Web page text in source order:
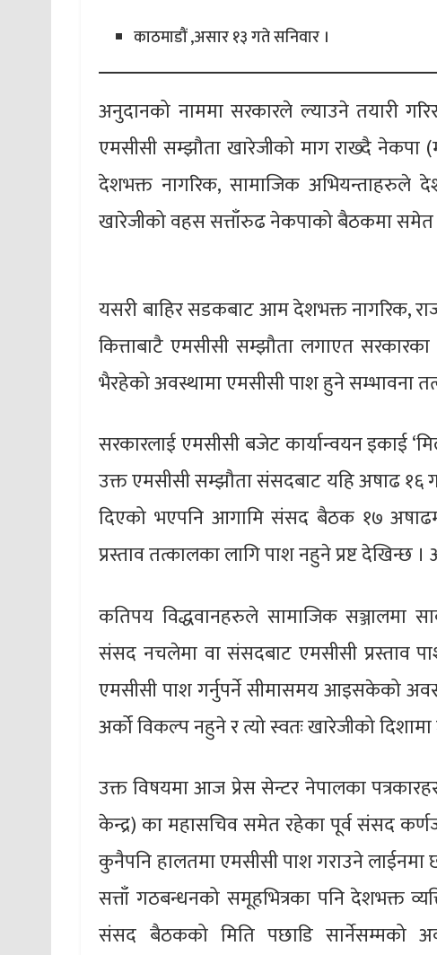
काठमाडौं ,असार १३ गते सनिवार ।
अनुदानको नाममा सरकारले ल्याउने तयारी
एमसीसी सम्झौता खारेजीको माग राख्दै नेकपा
देशभक्त नागरिक, सामाजिक अभियन्ताहरुले
खारेजीको वहस सत्ताँरुढ नेकपाको बैठकमा
यसरी बाहिर सडकबाट आम देशभक्त नागरिक,
कित्ताबाटै एमसीसी सम्झौता लगाएत सरकारका
भैरहेको अवस्थामा एमसीसी पाश हुने सम्भावना
सरकारलाई एमसीसी बजेट कार्यान्वयन इकाई
उक्त एमसीसी सम्झौता संसदबाट यहि अषाढ १६
दिएको भएपनि आगामि संसद बैठक १७
प्रस्ताव तत्कालका लागि पाश नहुने प्रष्ट देखिन्छ
कतिपय विद्धवानहरुले सामाजिक सञ्जालमा
संसद नचलेमा वा संसदबाट एमसीसी प्रस्ताव
एमसीसी पाश गर्नुपर्ने सीमासमय आइसकेको
अर्को विकल्प नहुने र त्यो स्वतः खारेजीको
उक्त विषयमा आज प्रेस सेन्टर नेपालका
केन्द्र) का महासचिव समेत रहेका पूर्व संसद
कुनैपनि हालतमा एमसीसी पाश गराउने
सत्ताँ गठबन्धनको समूहभित्रका पनि देशभक्त
संसद बैठकको मिति पछाडि